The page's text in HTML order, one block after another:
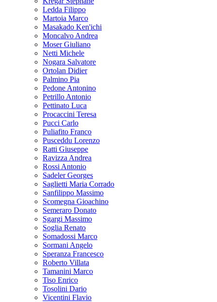
Ledda Filippo
Martoia Marco
Masakado Ken'ichi
Moncalvo Andrea
Moser Giuliano
Netti Michele
Nogara Salvatore
Ortolan Didier
Palmino Pia
Pedone Antonino
Petrillo Antonio
Pettinato Luca
Procaccini Teresa
Pucci Carlo
Puliafito Franco
Pusceddu Lorenzo
Ratti Giuseppe
Ravizza Andrea
Rossi Antonio
Sadeler Georges
Saglietti Maria Corrado
Sanfilippo Massimo
Scomegna Gioachino
Semeraro Donato
Sgargi Massimo
Soglia Renato
Somadossi Marco
Sormani Angelo
Speranza Francesco
Roberto Villata
Tamanini Marco
Tiso Enrico
Tosolini Dario
Vicentini Flavio